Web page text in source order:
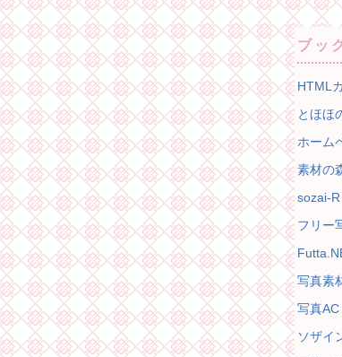
ブッ
HTML
とほほ
ホーム
素材の
sozai-R
フリー
写真素
写真AC
ソザイ